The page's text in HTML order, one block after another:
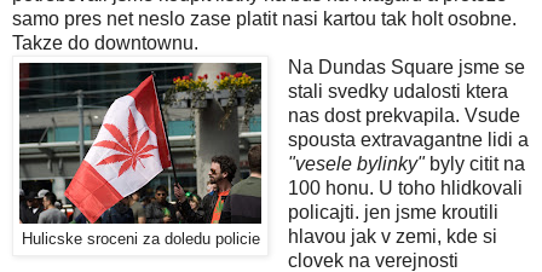
samo pres net neslo zase platit nasi kartou tak holt osobne.
Takze do downtownu.
Hulicske sroceni za doledu policie
Na Dundas Square jsme se
stali svedky udalosti ktera
nas dost prekvapila. Vsude
spousta extravagantne lidi a
"vesele bylinky"byly citit na
100 honu. U toho hlidkovali
policajti. jen jsme kroutili
hlavou jak v zemi, kde si
clovek na verejnosti